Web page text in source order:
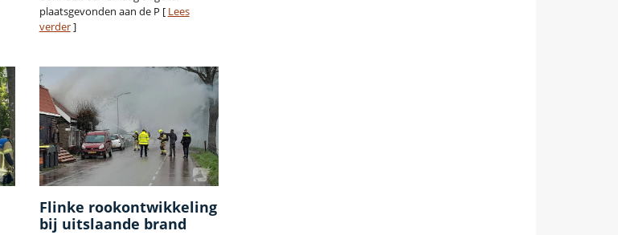
plaatsgevonden aan de P [ Lees
verder]
Flinke rookontwikkeling
bij uitslaande brand